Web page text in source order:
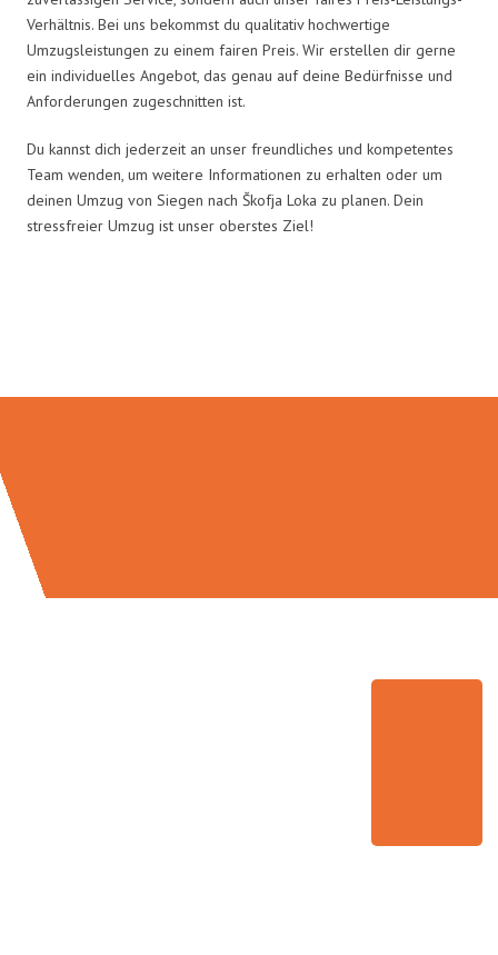
Verhältnis. Bei uns bekommst du qualitativ hochwertige
Umzugsleistungen zu einem fairen Preis. Wir erstellen dir gerne
ein individuelles Angebot, das genau auf deine Bedürfnisse und
Anforderungen zugeschnitten ist.
Du kannst dich jederzeit an unser freundliches und kompetentes
Team wenden, um weitere Informationen zu erhalten oder um
deinen Umzug von Siegen nach Škofja Loka zu planen. Dein
stressfreier Umzug ist unser oberstes Ziel!